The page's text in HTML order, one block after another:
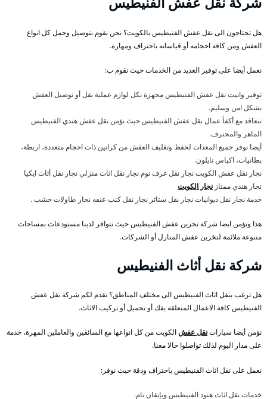
هل تحتاجون الى نقل عفش الفنيطيس بالكويت؟ نحن نقوم بتوصيل وحمل كل انواع
العفش ومن كافة احجامه أو قياساته باحتراف ومهارة.
نعمل أيضا على توفير العديد من الخدمات حيث نقوم ب:
توفير وانيت نقل عفش الفنيطيس مجهزة بكل لوازم عملية نقل أو توصيل العفش
بشكل امن وسليم.
نتعاقد مع أكفأ عمال نقل عفش الفنيطيس حيث نؤمن نقل عفش هندي الفنيطيس
الماهر والمحترف.
أيضا نوفر جميع المعدات لحفظ وتغليف العفش من كراتين ذات احجام متعددة، اربطة،
بطانيات، اكياس نايلون.
نجار نقل عفش الكويت نجار نقل غرف نوم نجار نقل اثاث منزلي نجار نقل أثاث ايكيا
نجار هندي ممتاز نجار الكويت
خدمة نجار نقل ديوانيات نجار نقل ستائر نجار نقل كنب عنفه نجار طاولات خشب .
هذا ونؤمن ايضا شركة تخزين عفش الفنيطيس حيث تتوافر لدينا مستودعات بمساحات
متنوعة ملائمة لتخزين عفش المنازل أو الشركات.
شركة نقل أثاث الفنيطيس
هل ترغب بنقل اثاث الفنيطيس الى مختلف المناطق؟ تقدم لكم شركة نقل عفش
الفنيطيس كافة الاعمال المتعلقة بفك أو تحميل أو تركيب الاثاث.
نؤمن أيضا سياراتنقل عفشالكويت من كل انواعها مع السائقين والعاملين المهرة، خدمة
على مدار اليوم لذلك تواصلوا حالا معنا.
نعمل على نقل اثاث الفنيطيس باحتراف ودقة حيث نوفر:
خدمات نقل اثاث هنود الفنيطيس وبإتقان تام.